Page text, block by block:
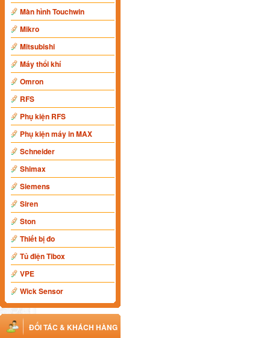
Màn hình Touchwin
Mikro
Mitsubishi
Máy thổi khí
Omron
RFS
Phụ kiện RFS
Phụ kiện máy in MAX
Schneider
Shimax
Siemens
Siren
Ston
Thiết bị đo
Tủ điện Tibox
VPE
Wick Sensor
ĐỐI TÁC & KHÁCH HÀNG